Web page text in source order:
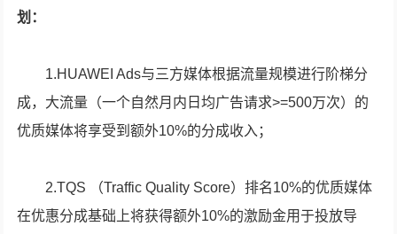
划：
1.HUAWEI Ads与三方媒体根据流量规模进行阶梯分
成，大流量（一个自然月内日均广告请求>=500万次）的
优质媒体将享受到额外10%的分成收入；
2.TQS （Traffic Quality Score）排名10%的优质媒体
在优惠分成基础上将获得额外10%的激励金用于投放导